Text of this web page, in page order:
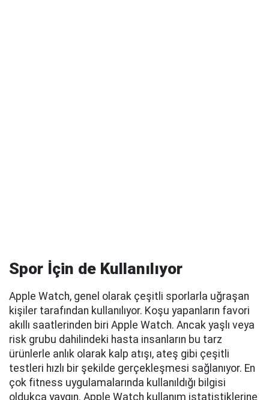
Spor İçin de Kullanılıyor
Apple Watch, genel olarak çeşitli sporlarla uğraşan
kişiler tarafından kullanılıyor. Koşu yapanların favori
akıllı saatlerinden biri Apple Watch. Ancak yaşlı veya
risk grubu dahilindeki hasta insanların bu tarz
ürünlerle anlık olarak kalp atışı, ateş gibi çeşitli
testleri hızlı bir şekilde gerçekleşmesi sağlanıyor. En
çok fitness uygulamalarında kullanıldığı bilgisi
oldukça yaygın. Apple Watch kullanım istatistiklerine